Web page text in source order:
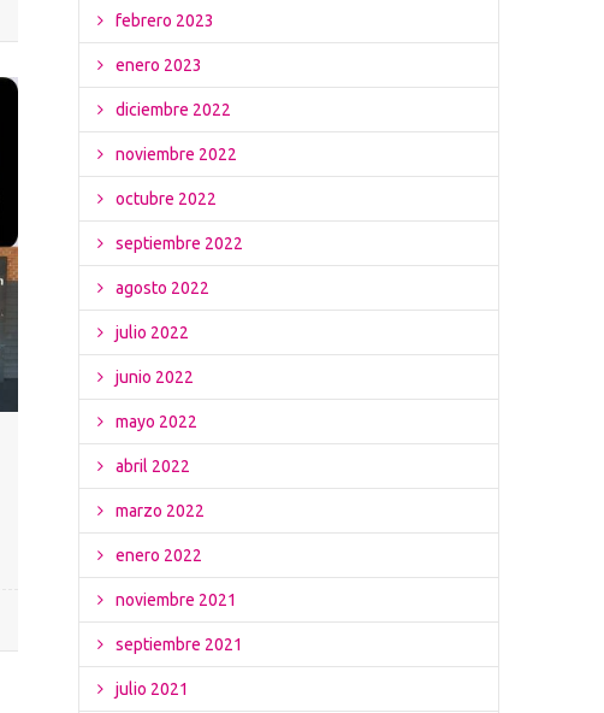
febrero 2023
enero 2023
diciembre 2022
noviembre 2022
octubre 2022
septiembre 2022
agosto 2022
julio 2022
junio 2022
mayo 2022
abril 2022
marzo 2022
enero 2022
noviembre 2021
septiembre 2021
julio 2021